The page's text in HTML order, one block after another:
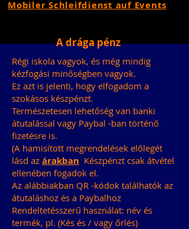
Mobiler Schleifdienst auf Events
A drága pénz
Régi iskola vagyok, és még mindig
kézfogási minőségben vagyok.
Ez azt is jelenti, hogy elfogadom a
szokásos készpénzt.
Természetesen lehetőség van banki
átutalással vagy Paybal -ban történő
fizetésre is.
(A hamisított megrendelések előlegét
lásd az árakban Készpénzt csak átvétel
ellenében fogadok el.
Az alábbiakban QR -kódok találhatók az
átutaláshoz és a Paybalhoz
Rendeltetésszerű használat: név és
termék, pl. (Kés és / vagy őrlés)